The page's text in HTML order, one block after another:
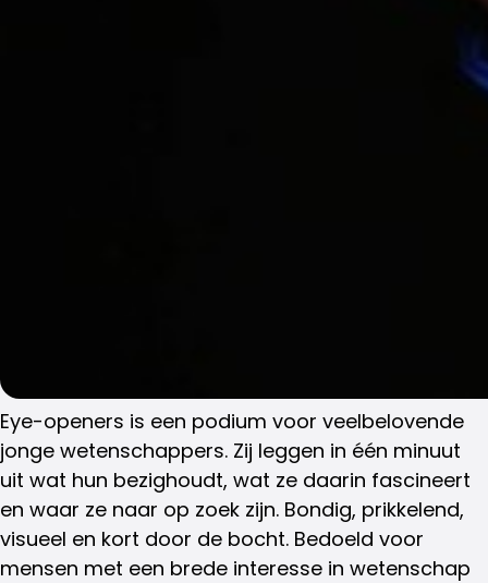
Eye-openers is een podium voor veelbelovende
jonge wetenschappers. Zij leggen in één minuut
uit wat hun bezighoudt, wat ze daarin fascineert
en waar ze naar op zoek zijn. Bondig, prikkelend,
visueel en kort door de bocht. Bedoeld voor
mensen met een brede interesse in wetenschap